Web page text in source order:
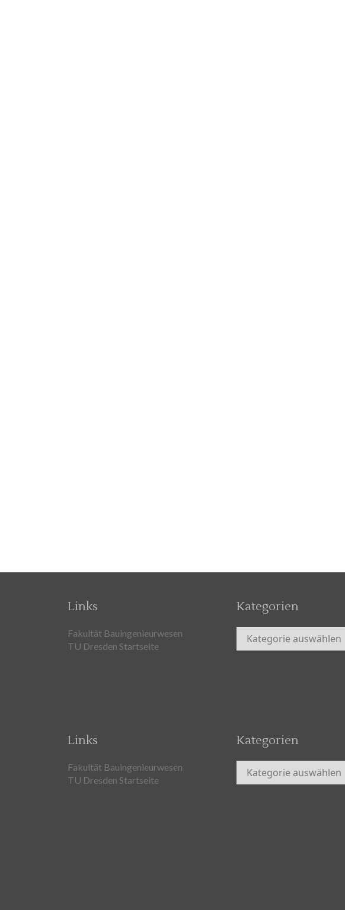
Links
Fakultät Bauingenieurwesen
TU Dresden Startseite
Kategorien
Kategorien
Links
Fakultät Bauingenieurwesen
TU Dresden Startseite
Kategorien
Kategorien